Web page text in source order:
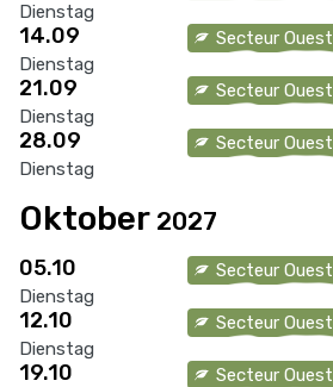
Dienstag
14.09
Dienstag
Secteur Ouest
21.09
Dienstag
Secteur Ouest
28.09
Dienstag
Secteur Ouest
Oktober 2027
05.10
Dienstag
Secteur Ouest
12.10
Dienstag
Secteur Ouest
19.10 Secteur Ouest